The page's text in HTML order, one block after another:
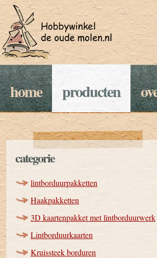
home producten
categorie
lintborduurpakketten
Haakpakketten
3D kaartenpakket met lintborduurwerk
Lintborduurkaarten
Kruissteek borduren